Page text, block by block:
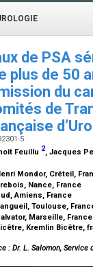
de PSA
plus de 50
du
de
5
Feuillu 2, Jacques
Mondor, Créteil,
Nance, France
Amiens, France
Toulouse,
Marseille, France
Kremlin Bicêtre,
: Dr. L. Salomon, Service